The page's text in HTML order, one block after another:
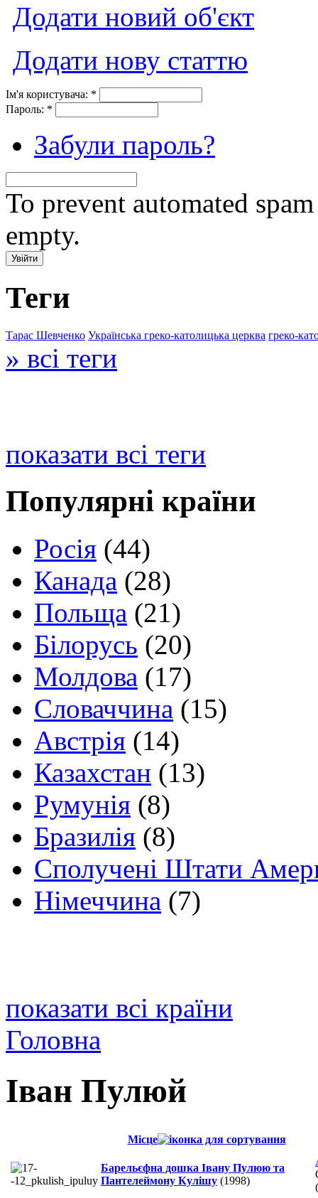
Додати новий об'єкт
Додати нову статтю
Ім'я користувача: *
Пароль: *
Забули пароль?
To prevent automated
empty.
Теги
Тарас Шевченко Українська греко-католицька церква греко-
» всі теги
показати всі теги
Популярні країни
Росія (44)
Канада (28)
Польща (21)
Білорусь (20)
Молдова (17)
Словаччина (15)
Австрія (14)
Казахстан (13)
Румунія (8)
Бразилія (8)
Сполучені Штати
Німеччина (7)
показати всі країни
Головна
Іван Пулюй
Місце
Барельєфна дошка Івану Пулюю та
Пантелеймону Кулішу (1998)